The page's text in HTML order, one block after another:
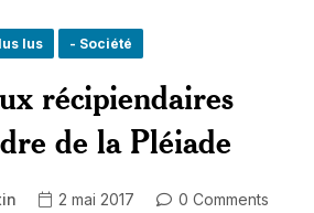
lus - Société
récipiendaires
de la Pléiade
2 mai 2017
0 Comments